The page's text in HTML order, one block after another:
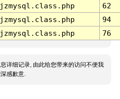
62
94
76
详细记录, 由此给您带来的访问不便我
感歉意.